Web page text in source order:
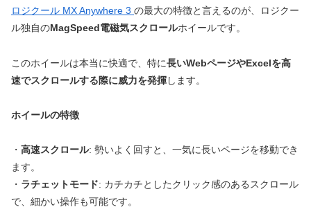
ロジクール MX Anywhere 3 の最大の特徴と言えるのが、ロジクー
ル独自のMagSpeed電磁気スクロールホイールです。
このホイールは本当に快適で、特に長いWebページやExcelを高
速でスクロールする際に威力を発揮します。
ホイールの特徴
・ 高速スクロール: 勢いよく回すと、一気に長いページを移動でき
ます。
・ ラチェットモード: カチカチとしたクリック感のあるスクロール
で、細かい操作も可能です。